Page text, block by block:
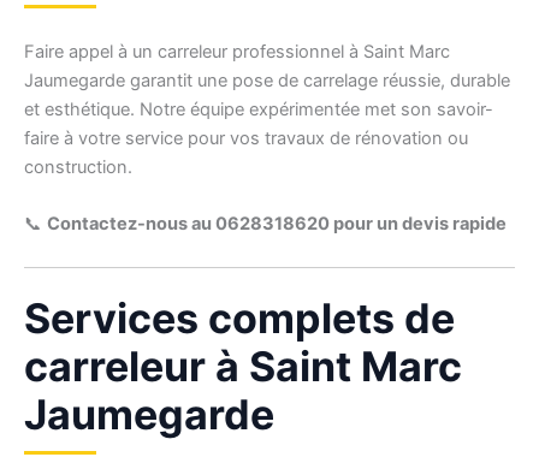
Faire appel à un carreleur professionnel à Saint Marc
Jaumegarde garantit une pose de carrelage réussie, durable
et esthétique. Notre équipe expérimentée met son savoir-
faire à votre service pour vos travaux de rénovation ou
construction.
📞 Contactez-nous au 0628318620 pour un devis rapide
Services complets de
carreleur à Saint Marc
Jaumegarde